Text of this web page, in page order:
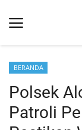
Beranda
Terms &
BERANDA
Polsek
Patroli